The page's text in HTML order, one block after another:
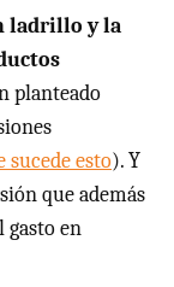
ladrillo y la
planteado
sucede esto). Y
que además
en